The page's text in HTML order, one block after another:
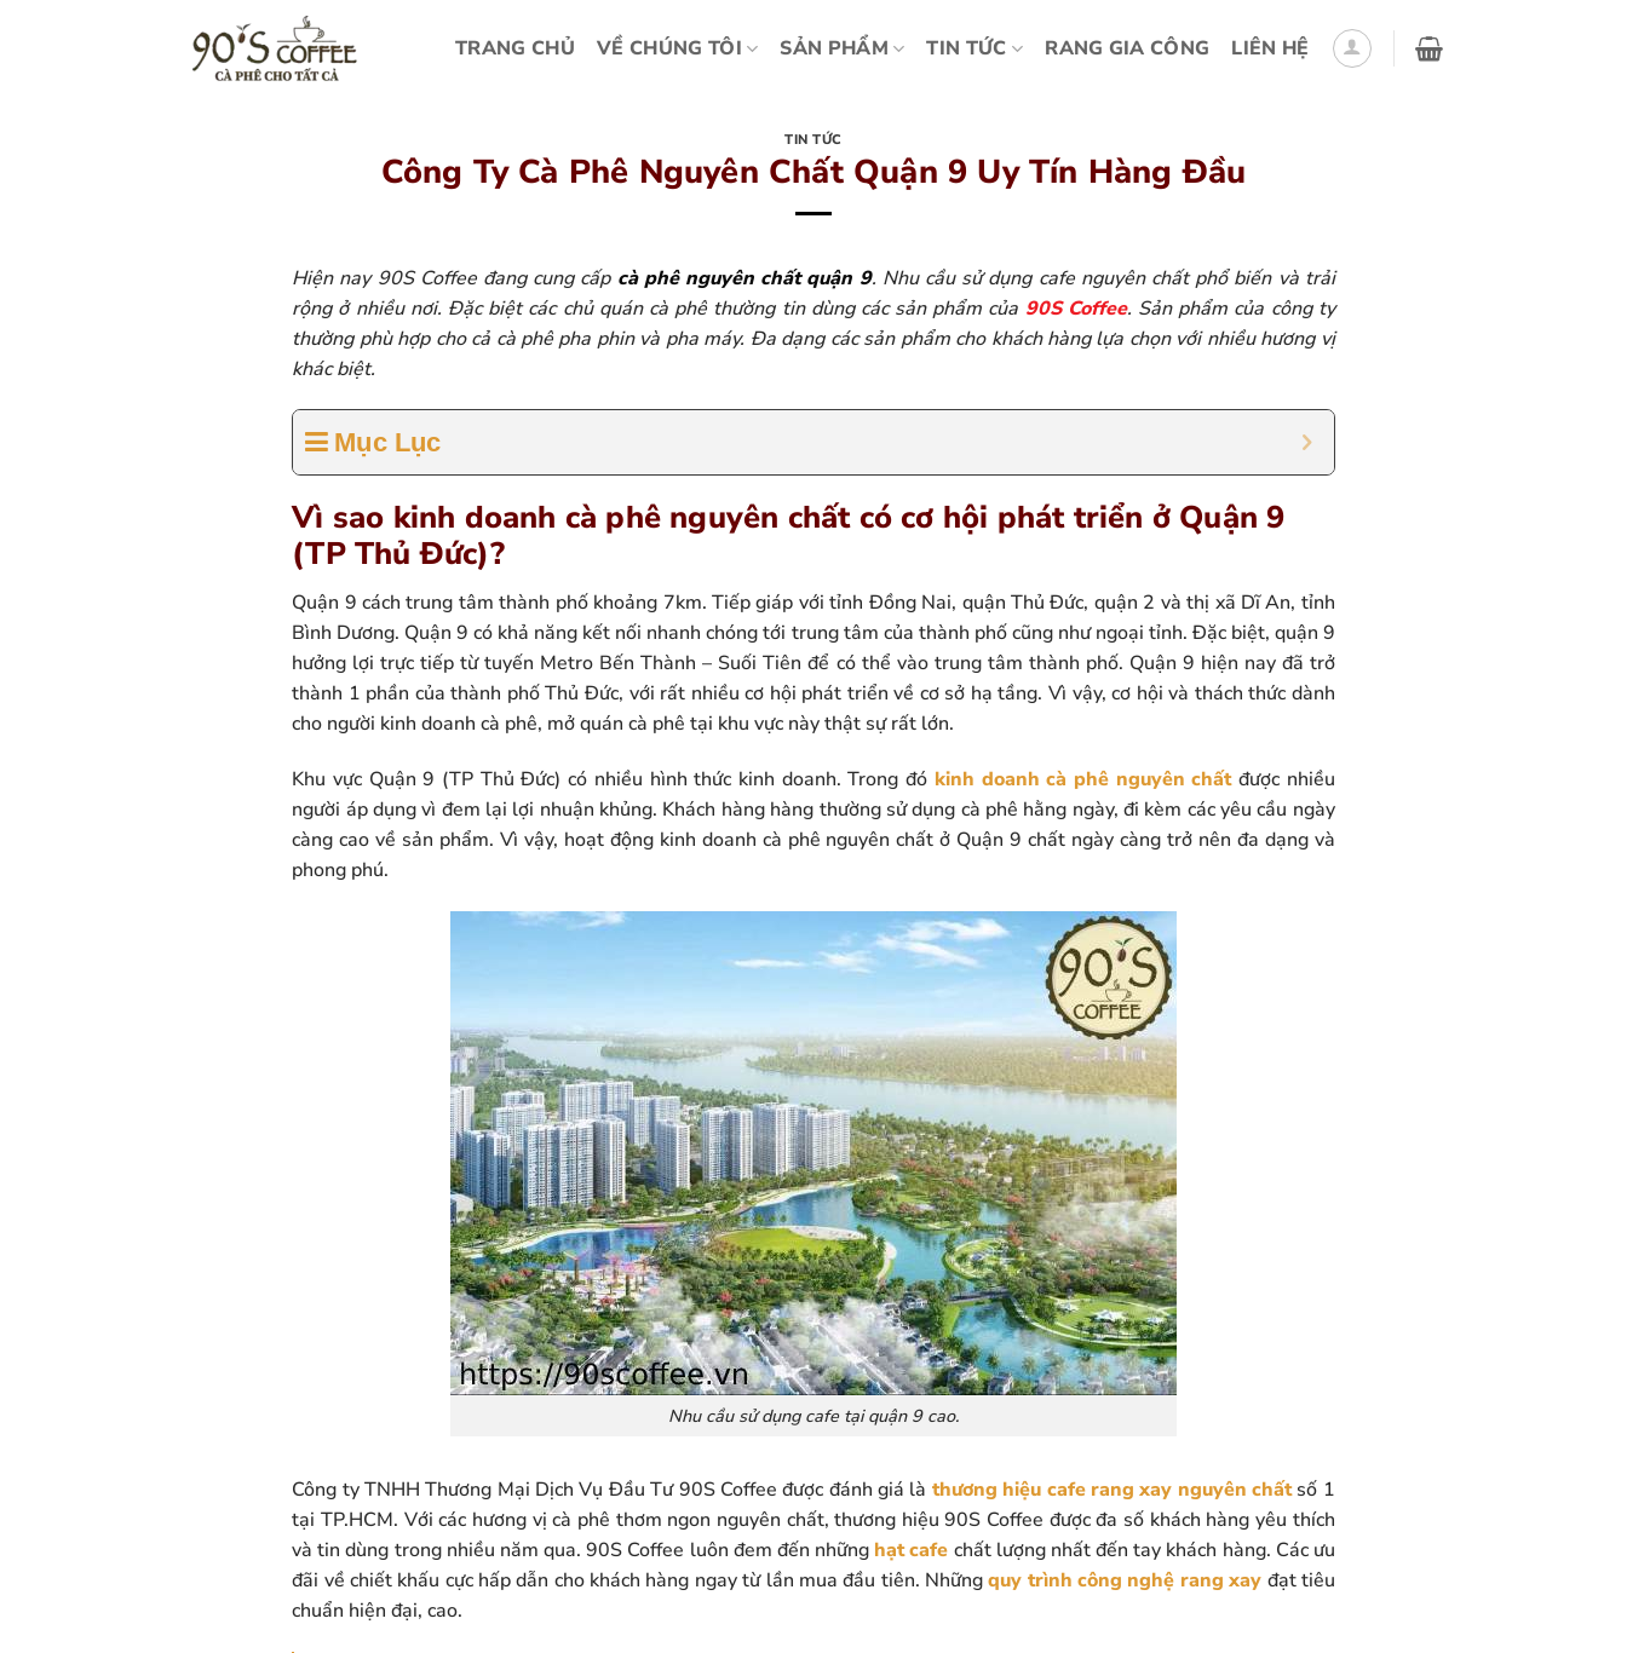
TRANG CHỦ VỀ CHÚNG TÔI SẢN PHẨM TIN TỨC RANG GIA CÔNG LIÊN HỆ
TIN TỨC
Công Ty Cà Phê Nguyên Chất Quận 9 Uy Tín Hàng Đầu
Hiện nay 90S Coffee đang cung cấp cà phê nguyên chất quận 9. Nhu cầu sử dụng cafe nguyên chất phổ biến và trải
rộng ở nhiều nơi. Đặc biệt các chủ quán cà phê thường tin dùng các sản phẩm của 90S Coffee. Sản phẩm của công ty
thường phù hợp cho cả cà phê pha phin và pha máy. Đa dạng các sản phẩm cho khách hàng lựa chọn với nhiều hương vị
khác biệt.
Mục Lục
Vì sao kinh doanh cà phê nguyên chất có cơ hội phát triển ở Quận 9
(TP Thủ Đức)?
Quận 9 cách trung tâm thành phố khoảng 7km. Tiếp giáp với tỉnh Đồng Nai, quận Thủ Đức, quận 2 và thị xã Dĩ An, tỉnh
Bình Dương. Quận 9 có khả năng kết nối nhanh chóng tới trung tâm của thành phố cũng như ngoại tỉnh. Đặc biệt, quận 9
hưởng lợi trực tiếp từ tuyến Metro Bến Thành – Suối Tiên để có thể vào trung tâm thành phố. Quận 9 hiện nay đã trở
thành 1 phần của thành phố Thủ Đức, với rất nhiều cơ hội phát triển về cơ sở hạ tầng. Vì vậy, cơ hội và thách thức dành
cho người kinh doanh cà phê, mở quán cà phê tại khu vực này thật sự rất lớn.
Khu vực Quận 9 (TP Thủ Đức) có nhiều hình thức kinh doanh. Trong đó kinh doanh cà phê nguyên chấtđược nhiều
người áp dụng vì đem lại lợi nhuận khủng. Khách hàng hàng thường sử dụng cà phê hằng ngày, đi kèm các yêu cầu ngày
càng cao về sản phẩm. Vì vậy, hoạt động kinh doanh cà phê nguyên chất ở Quận 9 chất ngày càng trở nên đa dạng và
phong phú.
Nhu cầu sử dụng cafe tại quận 9 cao.
Công ty TNHH Thương Mại Dịch Vụ Đầu Tư 90S Coffee được đánh giá là thương hiệu cafe rang xay nguyên chấtsố 1
tại TP.HCM. Với các hương vị cà phê thơm ngon nguyên chất, thương hiệu 90S Coffee được đa số khách hàng yêu thích
và tin dùng trong nhiều năm qua. 90S Coffee luôn đem đến những hạt cafe chất lượng nhất đến tay khách hàng. Các ưu
đãi về chiết khấu cực hấp dẫn cho khách hàng ngay từ lần mua đầu tiên. Nhữngquy trình công nghệ rang xay đạt tiêu
chuẩn hiện đại, cao.